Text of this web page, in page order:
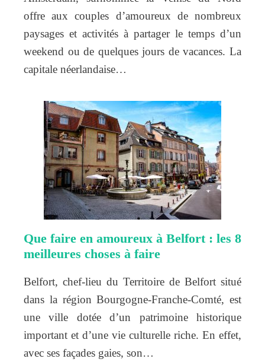
offre aux couples d’amoureux de nombreux
paysages et activités à partager le temps d’un
weekend ou de quelques jours de vacances. La
capitale néerlandaise…
Que faire en amoureux à Belfort : les 8
meilleures choses à faire
Belfort, chef-lieu du Territoire de Belfort situé
dans la région Bourgogne-Franche-Comté, est
une ville dotée d’un patrimoine historique
important et d’une vie culturelle riche. En effet,
avec ses façades gaies, son…